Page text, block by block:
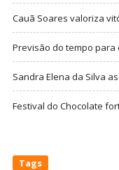
Cauã Soares valoriza
Previsão do tempo para
Sandra Elena da Silva
Festival do Chocolate
Tags